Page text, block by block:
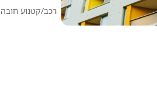
רכב/קטנוע חובה